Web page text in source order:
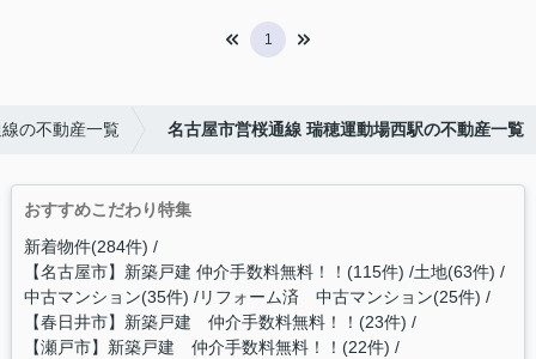
1
の不動産一覧 名古屋市営桜通線 瑞穂運動場西駅の不動産一覧
おすすめこだわり特集
新着物件(284件)
【名古屋市】新築戸建 仲介手数料無料！！(115件) 土地(63件)
中古マンション(35件) リフォーム済 中古マンション(25件)
【春日井市】新築戸建 仲介手数料無料！！(23件)
【瀬戸市】新築戸建 仲介手数料無料！！(22件)